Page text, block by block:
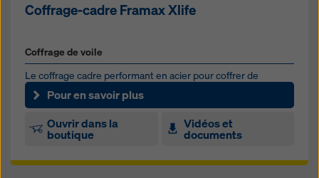
Coffrage-cadre Framax Xlife
Coffrage de voile
Le coffrage cadre performant en acier pour coffrer de
grandes surfaces à l’aide de la grue
Pour en savoir plus
Ouvrir dans la
boutique
Vidéos et
documents